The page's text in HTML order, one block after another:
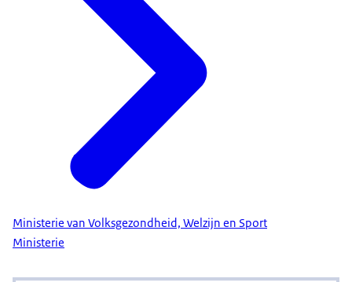
Ministerie van Volksgezondheid, Welzijn en Sport
Ministerie